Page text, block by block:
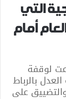
التي
أمام
لوقفة
وزارة العدل بالرباط
على